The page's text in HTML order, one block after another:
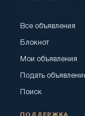
Все объявления
Блокнот
Мои объявления
Подать
Поиск